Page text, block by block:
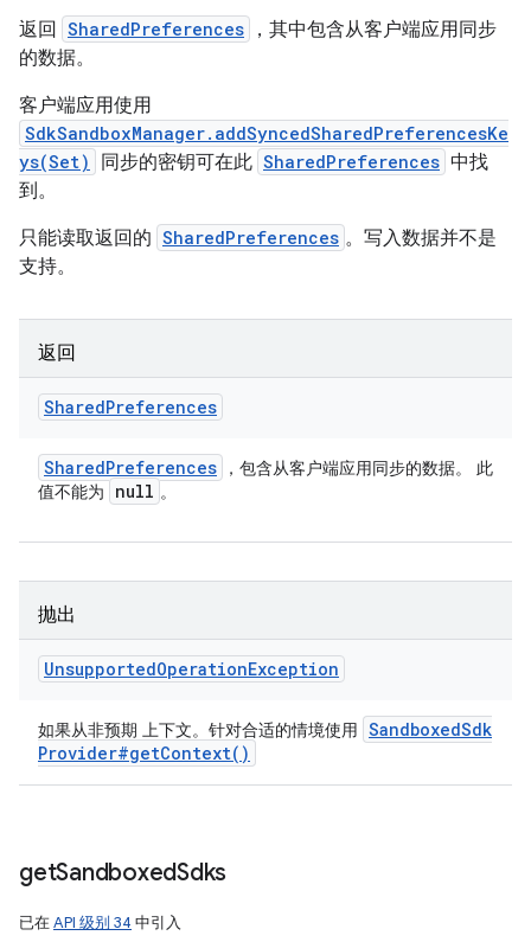
返回 SharedPreferences
，其中包含从客户端应用同步
的数据。
客户端应用使用
SdkSandboxManager.addSyncedSharedPreferencesKe
ys(Set)
同步的密钥可在此 SharedPreferences 中找
到。
只能读取返回的 SharedPreferences 。写入数据并不是
支持。
返回
SharedPreferences
SharedPreferences
，包含从客户端应用同步的数据。 此
值不能为
null 。
抛出
UnsupportedOperationException
如果从非预期 上下文。针对合适的情境使用 SandboxedSdk
Provider#getContext( )
getSandboxedSdks
已在API 级别 34 中引入